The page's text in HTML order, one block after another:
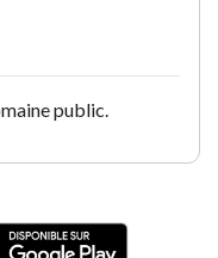
public.